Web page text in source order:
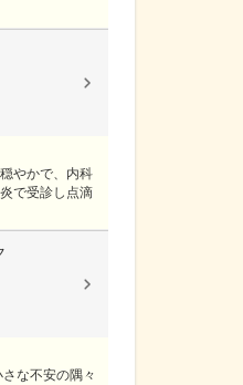
やかで、内科
で受診し点滴
な不安の隅々